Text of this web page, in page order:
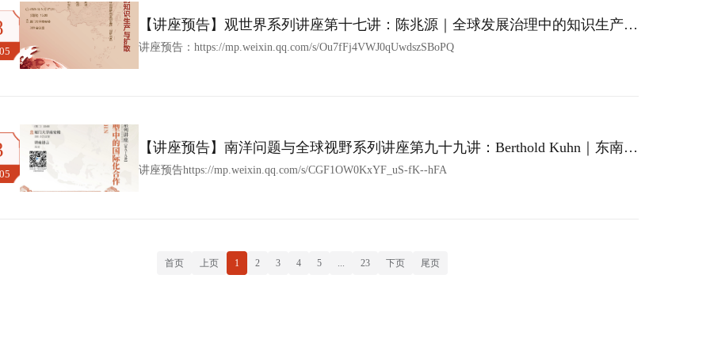
【讲座预告】观世界系列讲座第十七讲：陈兆源｜全球发展治理中的知识生产与
扩散
讲座预告：https://mp.weixin.qq.com/s/Ou7fFj4VWJ0qUwdszSBoPQ
【讲座预告】南洋问题与全球视野系列讲座第九十九讲：Berthold Kuhn｜东南亚
绿色转型中的国际化合作
讲座预告https://mp.weixin.qq.com/s/CGF1OW0KxYF_uS-fK--hFA
首页 上页 1 2 3 4 5 ... 23 下页 尾页